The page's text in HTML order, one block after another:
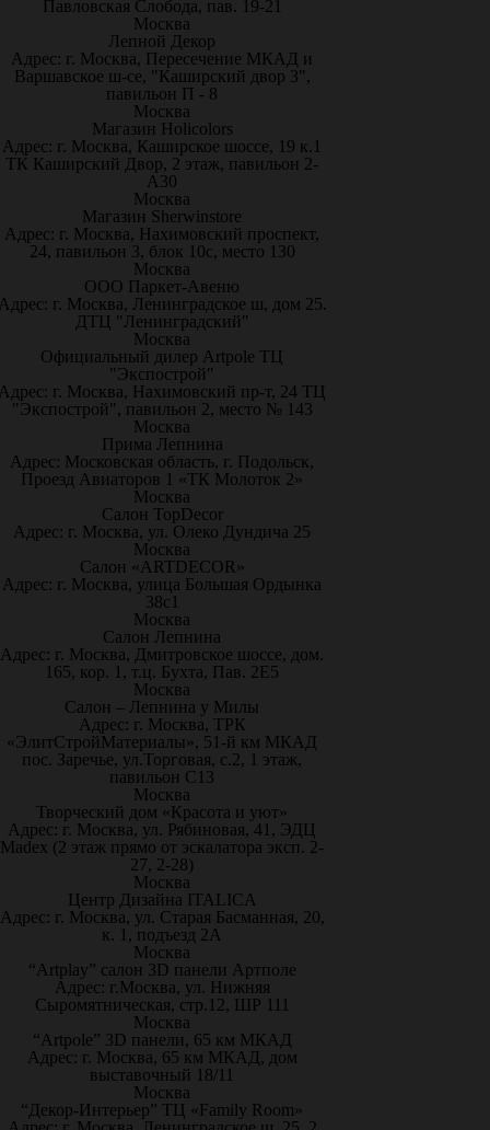
Павловская Слобода, пав. 19-21
Москва
Лепной Декор
Адрес: г. Москва, Пересечение МКАД и
Варшавское ш-се, "Каширский двор 3",
павильон П - 8
Москва
Магазин Holicolors
Адрес: г. Москва, Каширское шоссе, 19 к.1
ТК Каширский Двор, 2 этаж, павильон 2-
А30
Москва
Магазин Sherwinstore
Адрес: г. Москва, Нахимовский проспект,
24, павильон 3, блок 10с, место 130
Москва
ООО Паркет-Авeню
г. Москва, Ленинградское ш, дом 25.
ДТЦ "Ленинградский"
Москва
Официальный дилер Artpole ТЦ
"Экспострой"
г. Москва, Нахимовский пр-т, 24 ТЦ
"Экспострой", павильон 2, место № 143
Москва
Прима Лепнина
Адрес: Московская область, г. Подольск,
Проезд Авиаторов 1 «ТК Молоток 2»
Москва
Салон TopDecor
Адрес: г. Москва, ул. Олеко Дундича 25
Москва
Салон «ARTDECOR»
Адрес: г. Москва, улица Большая Ордынка
38с1
Москва
Салон Лепнина
Адрес: г. Москва, Дмитровское шоссе, дом.
165, кор. 1, т.ц. Бухта, Пав. 2Е5
Москва
Салон – Лепнина у Милы
Адрес: г. Москва, ТРК
«ЭлитСтройМатериалы», 51-й км МКАД
пос. Заречье, ул.Торговая, с.2, 1 этаж,
павильон С13
Москва
Творческий дом «Красота и уют»
Адрес: г. Москва, ул. Рябиновая, 41, ЭДЦ
Madex (2 этаж прямо от эскалатора эксп. 2-
27, 2-28)
Москва
Центр Дизайна ITALICA
Адрес: г. Москва, ул. Старая Басманная, 20,
к. 1, подъезд 2А
Москва
“Artplay” салон 3D панели Артполе
Адрес: г.Москва, ул. Нижняя
Сыромятническая, стр.12, ШР 111
Москва
“Artpole” 3D панели, 65 км МКАД
Адрес: г. Москва, 65 км МКАД, дом
выставочный 18/11
Москва
“Декор-Интерьер” ТЦ «Family Room»